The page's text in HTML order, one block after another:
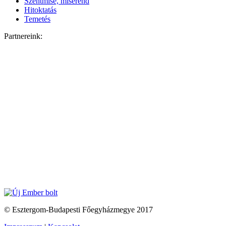
Hitoktatás
Temetés
Partnereink:
© Esztergom-Budapesti Főegyházmegye 2017